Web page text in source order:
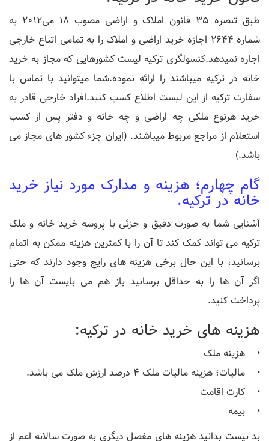
طبق تبصره ۳۵ قانون املاک و اراضی مصوب ۱۸ می۲۰۱۲ به
شماره ۲۶۴۴ اجازه خرید اراضی و املاک را به تمامی اتباع خارجی
اجاره نمیدهد.کنسولگری ترکیه لیست کشورهایی که مجاز به خرید
خانه در ترکیه میباشند را ارائه نموده.شما میتوانید با تماس با
سفارت ترکیه از این لیست اطلاع کسب کنید.افراد خارجی قادر به
خرید هرنوع ملکی چه اراضی و چه خانه و دفتر پس از کسب
استعلام از مراجع مربوط میباشند. (ایران جزء کشور های مجاز می
باشد.)
گام چهارم؛ هزینه و مدارک مورد نیاز خرید
خانه در ترکیه.
آشنایی شما به صورت دقیق و جزئی با پروسه خرید خانه و ملک
ترکیه می تواند کمک کند تا آن را با کمترین هزینه ممکن به اتمام
برسانید، با این حال برخی هزینه های رایج وجود دارند که حتی
اگر آن ها را به حداقل برسانید باز هم می بایست آن ها را
پرداخت کنید.
هزینه های خرید خانه در ترکیه:
• هزینه ملک
• مالیات؛ هزینه مالیات ملک 4 درصد ارزش ملک می باشد.
• کارت اقامت
• بیمه
بد نیست بدانید هزینه های مفصل دیگری به صورت سالانه اعم از